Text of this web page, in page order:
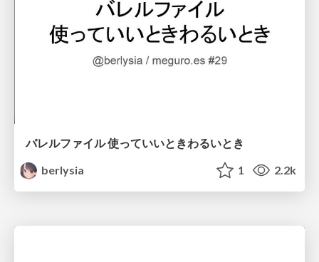
バレルファイル 使っていいときわるいとき
berlysia
1 2.2k